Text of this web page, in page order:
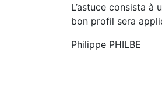
L’astuce consista
bon profil sera
Philippe PHILBE